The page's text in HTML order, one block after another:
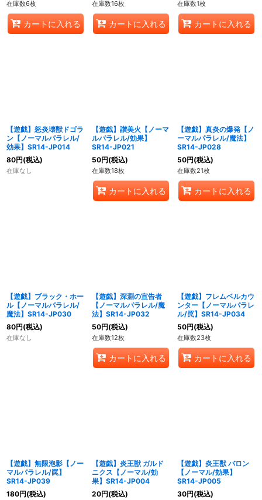
在庫数6枚
カートに入れる
在庫数16枚
カートに入れる
在庫数1枚
カートに入れる
【遊戯】怒炎壊獣ドゴラ
ン【ノーマルパラレル/
効果】SR14-JP014
80円(税込)
在庫なし
【遊戯】讃美火【ノーマ
ルパラレル/効果】
SR14-JP021
50円(税込)
在庫数18枚
カートに入れる
【遊戯】真炎の爆発【ノ
ーマルパラレル/魔法】
SR14-JP028
50円(税込)
在庫数21枚
カートに入れる
【遊戯】ブラック・ホー
ル【ノーマルパラレル/
魔法】SR14-JP030
80円(税込)
在庫なし
【遊戯】深淵の宣告者
【ノーマルパラレル/魔
法】SR14-JP032
50円(税込)
在庫数12枚
カートに入れる
【遊戯】フレムベルカウ
ンター【ノーマルパラレ
ル/罠】SR14-JP034
50円(税込)
在庫数23枚
カートに入れる
【遊戯】無限泡影【ノー
マルパラレル/罠】
SR14-JP039
180円(税込)
【遊戯】炎王獣 ガルド
ニクス【ノーマル/効
果】SR14-JP004
20円(税込)
【遊戯】炎王獣 バロン
【ノーマル/効果】
SR14-JP005
30円(税込)